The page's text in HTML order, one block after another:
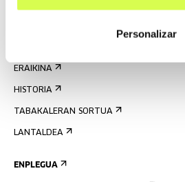
Personalizar
ERAIKINA
HISTORIA
TABAKALERAN SORTUA
LANTALDEA
ENPLEGUA